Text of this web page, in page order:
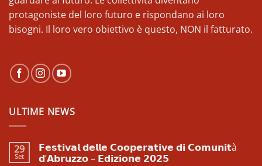
protagoniste del loro futuro e rispondano ai loro
bisogni. Il loro vero obiettivo è questo, NON il fatturato.
ULTIME NEWS
29
Set
𝗙𝗲𝘀𝘁𝗶𝘃𝗮𝗹 𝗱𝗲𝗹𝗹𝗲 𝗖𝗼𝗼𝗽𝗲𝗿𝗮𝘁𝗶𝘃𝗲 𝗱𝗶 𝗖𝗼𝗺𝘂𝗻𝗶𝘁à
𝗱’𝗔𝗯𝗿𝘂𝘇𝘇𝗼 – 𝗘𝗱𝗶𝘇𝗶𝗼𝗻𝗲 𝟮𝟬𝟮𝟱